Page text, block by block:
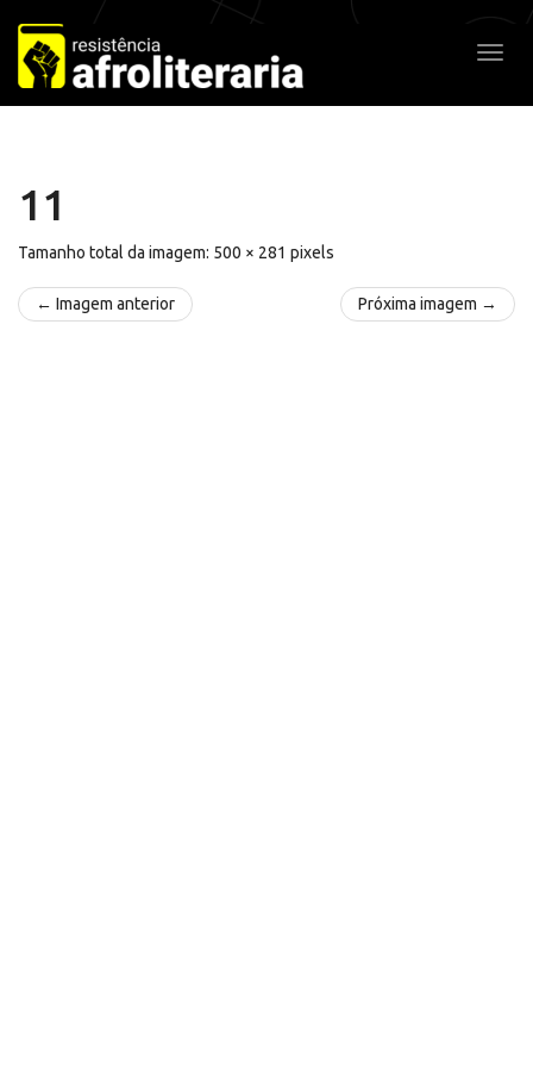
Pular
para
o
conteúdo
11
Tamanho total da imagem: 500 × 281 pixels
← Imagem anterior Próxima imagem →